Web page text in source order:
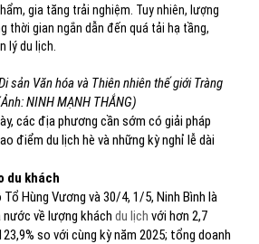
gia tăng trải nghiệm. Tuy nhiên, lượng
thời gian ngắn dẫn đến quá tải hạ tầng,
lý du lịch.
sản Văn hóa và Thiên nhiên thế giới Tràng
NINH MẠNH THẮNG)
các địa phương cần sớm có giải pháp
điểm du lịch hè và những kỳ nghỉ lễ dài
du khách
Tổ Hùng Vương và 30/4, 1/5, Ninh Bình là
về lượng khách du lịch với hơn 2,7
so với cùng kỳ năm 2025; tổng doanh